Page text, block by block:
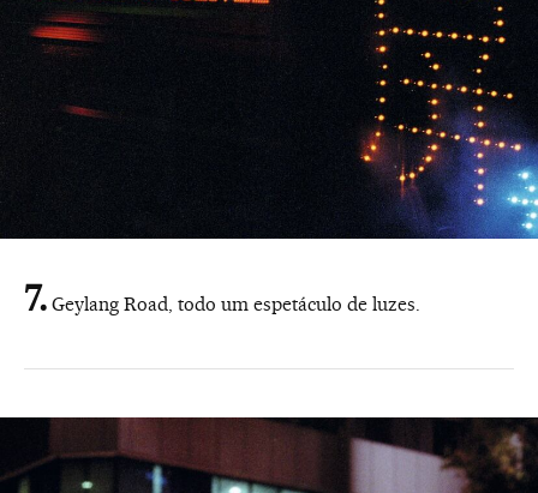
Geylang Road, todo um espetáculo de luzes.